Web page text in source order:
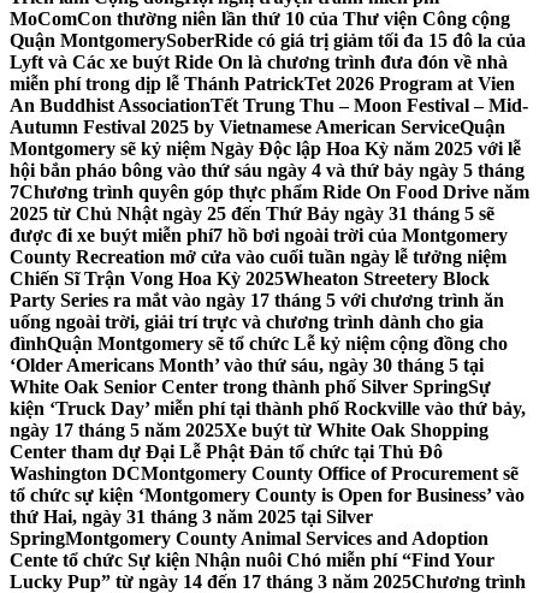
MoComCon thường niên lần thứ 10 của Thư viện Công cộng
Quận MontgomerySoberRide có giá trị giảm tối đa 15 đô la của
Lyft và Các xe buýt Ride On là chương trình đưa đón về nhà
miễn phí trong dịp lễ Thánh PatrickTet 2026 Program at Vien
An Buddhist AssociationTết Trung Thu – Moon Festival – Mid-
Autumn Festival 2025 by Vietnamese American ServiceQuận
Montgomery sẽ kỷ niệm Ngày Độc lập Hoa Kỳ năm 2025 với lễ
hội bắn pháo bông vào thứ sáu ngày 4 và thứ bảy ngày 5 tháng
7Chương trình quyên góp thực phẩm Ride On Food Drive năm
2025 từ Chủ Nhật ngày 25 đến Thứ Bảy ngày 31 tháng 5 sẽ
được đi xe buýt miễn phí7 hồ bơi ngoài trời của Montgomery
County Recreation mở cửa vào cuối tuần ngày lễ tưởng niệm
Chiến Sĩ Trận Vong Hoa Kỳ 2025Wheaton Streetery Block
Party Series ra mắt vào ngày 17 tháng 5 với chương trình ăn
uống ngoài trời, giải trí trực và chương trình dành cho gia
đìnhQuận Montgomery sẽ tổ chức Lễ kỷ niệm cộng đồng cho
‘Older Americans Month’ vào thứ sáu, ngày 30 tháng 5 tại
White Oak Senior Center trong thành phố Silver SpringSự
kiện ‘Truck Day’ miễn phí tại thành phố Rockville vào thứ bảy,
ngày 17 tháng 5 năm 2025Xe buýt từ White Oak Shopping
Center tham dự Đại Lễ Phật Đản tổ chức tại Thủ Đô
Washington DCMontgomery County Office of Procurement sẽ
tổ chức sự kiện ‘Montgomery County is Open for Business’ vào
thứ Hai, ngày 31 tháng 3 năm 2025 tại Silver
SpringMontgomery County Animal Services and Adoption
Cente tổ chức Sự kiện Nhận nuôi Chó miễn phí “Find Your
Lucky Pup” từ ngày 14 đến 17 tháng 3 năm 2025Chương trình